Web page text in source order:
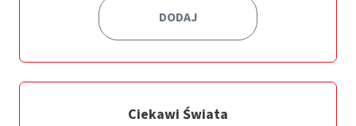
DODAJ
Ciekawi Świata